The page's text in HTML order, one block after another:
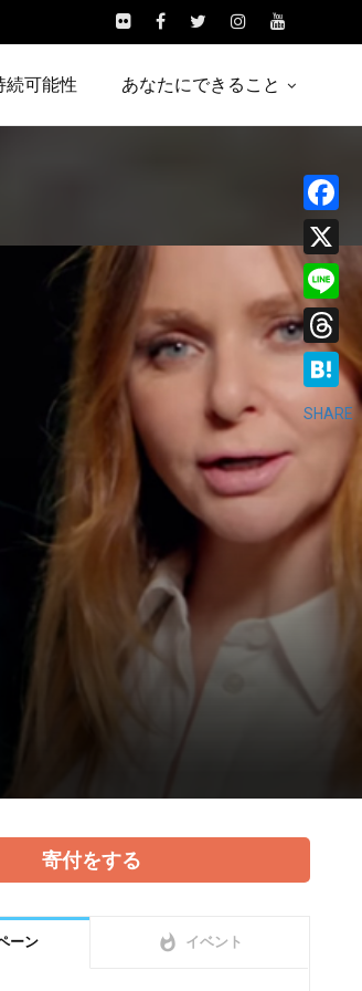
続可能性 あなたにできること
寄付をする
ーン whatshot イベント
X
Line
Threads
Hatena
SHARE